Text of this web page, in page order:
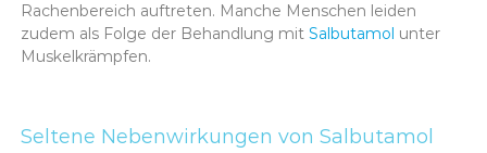
Rachenbereich auftreten. Manche Menschen leiden
zudem als Folge der Behandlung mit Salbutamol unter
Muskelkrämpfen.
Seltene Nebenwirkungen von Salbutamol